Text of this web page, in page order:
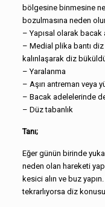
bölgesine binmesine
bozulmasına neden
– Yapısal olarak bacak
– Medial plika bantı diz
kalınlaşarak diz
– Yaralanma
– Aşırı antreman veya
– Bacak adelelerinde
– Düz tabanlık
Tanı;
Eğer günün birinde
neden olan hareketi
kesici alın ve buz
tekrarlıyorsa diz